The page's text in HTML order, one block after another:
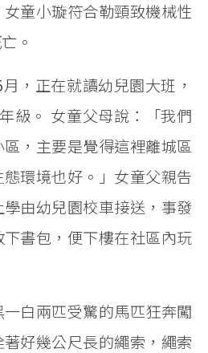
童小璇符合勒頸致機械性
。
，正在就讀幼兒園大班，
級。 女童父母說：「我們
，主要是覺得這裡離城區
環境也好。」女童父親告
由幼兒園校車接送，事發
書包，便下樓在社區內玩
白兩匹受驚的馬匹狂奔闖
好幾公尺長的繩索，繩索